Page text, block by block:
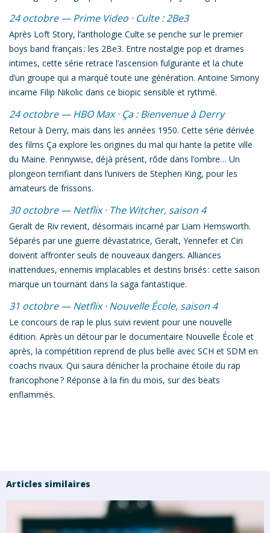
24 octobre — Prime Video · Culte : 2Be3
Après Loft Story, l’anthologie Culte se penche sur le premier
boys band français : les 2Be3. Entre nostalgie pop et drames
intimes, cette série retrace l’ascension fulgurante et la chute
d’un groupe qui a marqué toute une génération. Antoine Simony
incarne Filip Nikolic dans ce biopic sensible et rythmé.
24 octobre — HBO Max · Ça : Bienvenue à Derry
Retour à Derry, mais dans les années 1950. Cette série dérivée
des films Ça explore les origines du mal qui hante la petite ville
du Maine. Pennywise, déjà présent, rôde dans l’ombre… Un
plongeon terrifiant dans l’univers de Stephen King, pour les
amateurs de frissons.
30 octobre — Netflix · The Witcher, saison 4
Geralt de Riv revient, désormais incarné par Liam Hemsworth.
Séparés par une guerre dévastatrice, Geralt, Yennefer et Ciri
doivent affronter seuls de nouveaux dangers. Alliances
inattendues, ennemis implacables et destins brisés : cette saison
marque un tournant dans la saga fantastique.
31 octobre — Netflix ·Nouvelle École, saison 4
Le concours de rap le plus suivi revient pour une nouvelle
édition. Après un détour par le documentaire Nouvelle École et
après, la compétition reprend de plus belle avec SCH et SDM en
coachs rivaux. Qui saura dénicher la prochaine étoile du rap
francophone ? Réponse à la fin du mois, sur des beats
enflammés.
Articles similaires